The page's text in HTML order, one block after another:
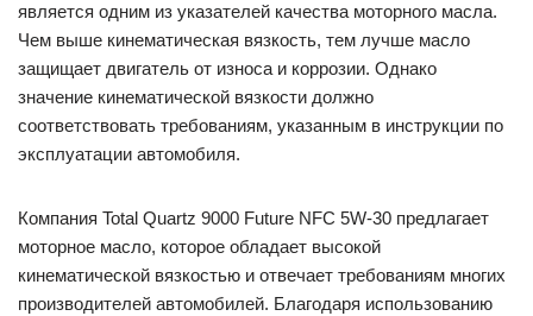
является одним из указателей качества моторного масла.
Чем выше кинематическая вязкость, тем лучше масло
защищает двигатель от износа и коррозии. Однако
значение кинематической вязкости должно
соответствовать требованиям, указанным в инструкции по
эксплуатации автомобиля.
Компания Total Quartz 9000 Future NFC 5W-30 предлагает
моторное масло, которое обладает высокой
кинематической вязкостью и отвечает требованиям многих
производителей автомобилей. Благодаря использованию